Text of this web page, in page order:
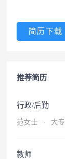
简历下载
推荐简历
行政/后勤
范女士 · 大专
教师